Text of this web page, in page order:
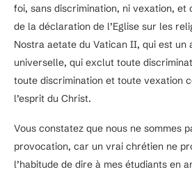
foi, sans discrimination, ni vexation, et
de la déclaration de l’Eglise sur les
Nostra aetate du Vatican II, qui est
universelle, qui exclut toute
toute discrimination et toute vexation
l’esprit du Christ.
Vous constatez que nous ne sommes
provocation, car un vrai chrétien ne
l’habitude de dire à mes étudiants en